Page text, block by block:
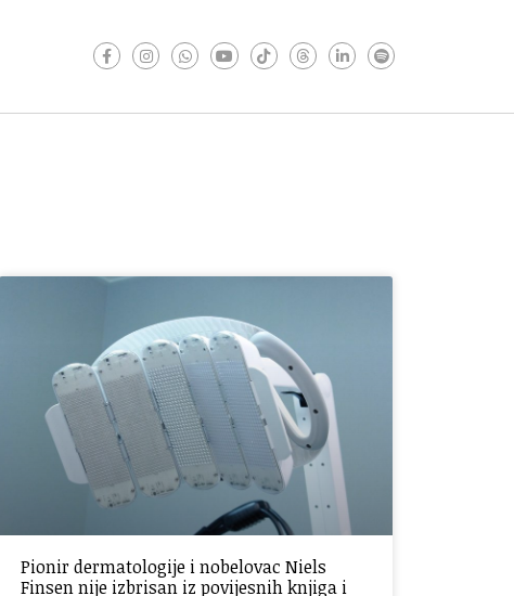
Pionir dermatologije i nobelovac Niels
Finsen nije izbrisan iz povijesnih knjiga i